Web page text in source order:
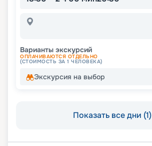
Варианты экскурсий
ОПЛАЧИВАЮТСЯ ОТДЕЛЬНО
(СТОИМОСТЬ ЗА 1 ЧЕЛОВЕКА)
Экскурсия на выбор
Показать все дни (1)